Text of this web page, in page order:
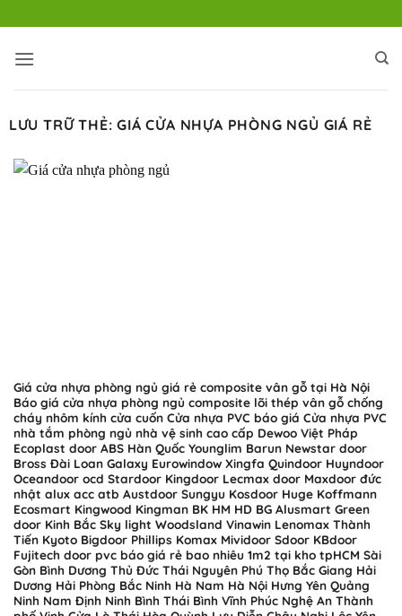
qua
nội
LƯU TRỮ THẺ:GIÁ CỬA NHỰA PHÒNG NGỦ GIÁ RẺ
Giá cửa nhựa phòng ngủ giá rẻ composite vân gỗ tại Hà Nội
Báo giá cửa nhựa phòng ngủ composite lõi thép vân gỗ chống
cháy nhôm kính cửa cuốn Cửa nhựa PVC báo giá Cửa nhựa PVC
nhà tắm phòng ngủ nhà vệ sinh cao cấp Dewoo Việt Pháp
Ecoplast door ABS Hàn Quốc Younglim Barun Newstar door
Bross Đài Loan Galaxy Eurowindow Xingfa Quindoor Huyndoor
Oceandoor ocd Stardoor Kingdoor Lecmax door Maxdoor đức
nhật alux acc atb Austdoor Sungyu Kosdoor Huge Koffmann
Ecosmart Kingwood Kingman BK HM HD BG Alusmart Green
door Kinh Bắc Sky light Woodsland Vinawin Lenomax Thành
Tiến Kyoto Bigdoor Phillips Komax Mividoor Sdoor KBdoor
Fujitech door pvc báo giá rẻ bao nhiêu 1m2 tại kho tpHCM Sài
Gòn Bình Dương Thủ Đức Thái Nguyên Phú Thọ Bắc Giang Hải
Dương Hải Phòng Bắc Ninh Hà Nam Hà Nội Hưng Yên Quảng
Ninh Nam Định Ninh Bình Thái Bình Vĩnh Phúc Nghệ An Thành